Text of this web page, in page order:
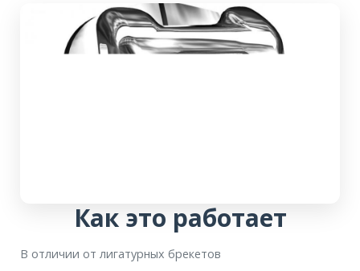
Как это работает
В отличии от лигатурных брекетов